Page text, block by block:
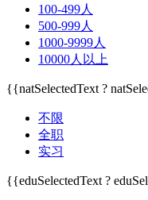
100-499人
500-999人
1000-9999人
10000人以上
{{natSelectedText ?
不限
全职
实习
{{eduSelectedText ?